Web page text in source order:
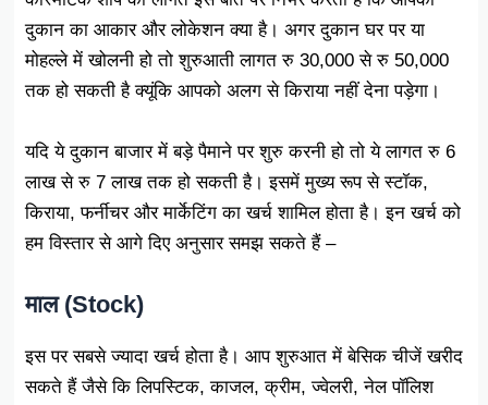
दुकान का आकार और लोकेशन क्या है। अगर दुकान घर पर या
मोहल्ले में खोलनी हो तो शुरुआती लागत रु 30,000 से रु 50,000
तक हो सकती है क्यूंकि आपको अलग से किराया नहीं देना पड़ेगा।
यदि ये दुकान बाजार में बड़े पैमाने पर शुरु करनी हो तो ये लागत रु 6
लाख से रु 7 लाख तक हो सकती है। इसमें मुख्य रूप से स्टॉक,
किराया, फर्नीचर और मार्केटिंग का खर्च शामिल होता है। इन खर्च को
हम विस्तार से आगे दिए अनुसार समझ सकते हैं –
माल (Stock)
इस पर सबसे ज्यादा खर्च होता है। आप शुरुआत में बेसिक चीजें खरीद
सकते हैं जैसे कि लिपस्टिक, काजल, क्रीम, ज्वेलरी, नेल पॉलिश